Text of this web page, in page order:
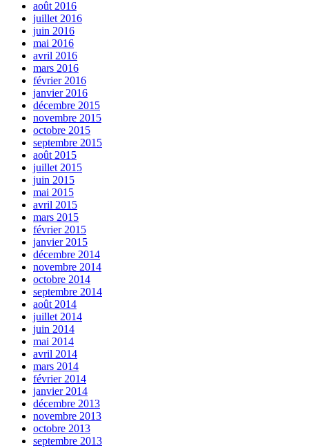
août 2016
juillet 2016
juin 2016
mai 2016
avril 2016
mars 2016
février 2016
janvier 2016
décembre 2015
novembre 2015
octobre 2015
septembre 2015
août 2015
juillet 2015
juin 2015
mai 2015
avril 2015
mars 2015
février 2015
janvier 2015
décembre 2014
novembre 2014
octobre 2014
septembre 2014
août 2014
juillet 2014
juin 2014
mai 2014
avril 2014
mars 2014
février 2014
janvier 2014
décembre 2013
novembre 2013
octobre 2013
septembre 2013